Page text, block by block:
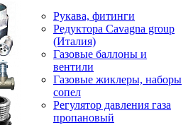
Рукава, фитинги
Редуктора Cavagna group
(Италия)
Газовые баллоны и
вентили
Газовые жиклеры, наборы
сопел
Регулятор давления газа
пропановый